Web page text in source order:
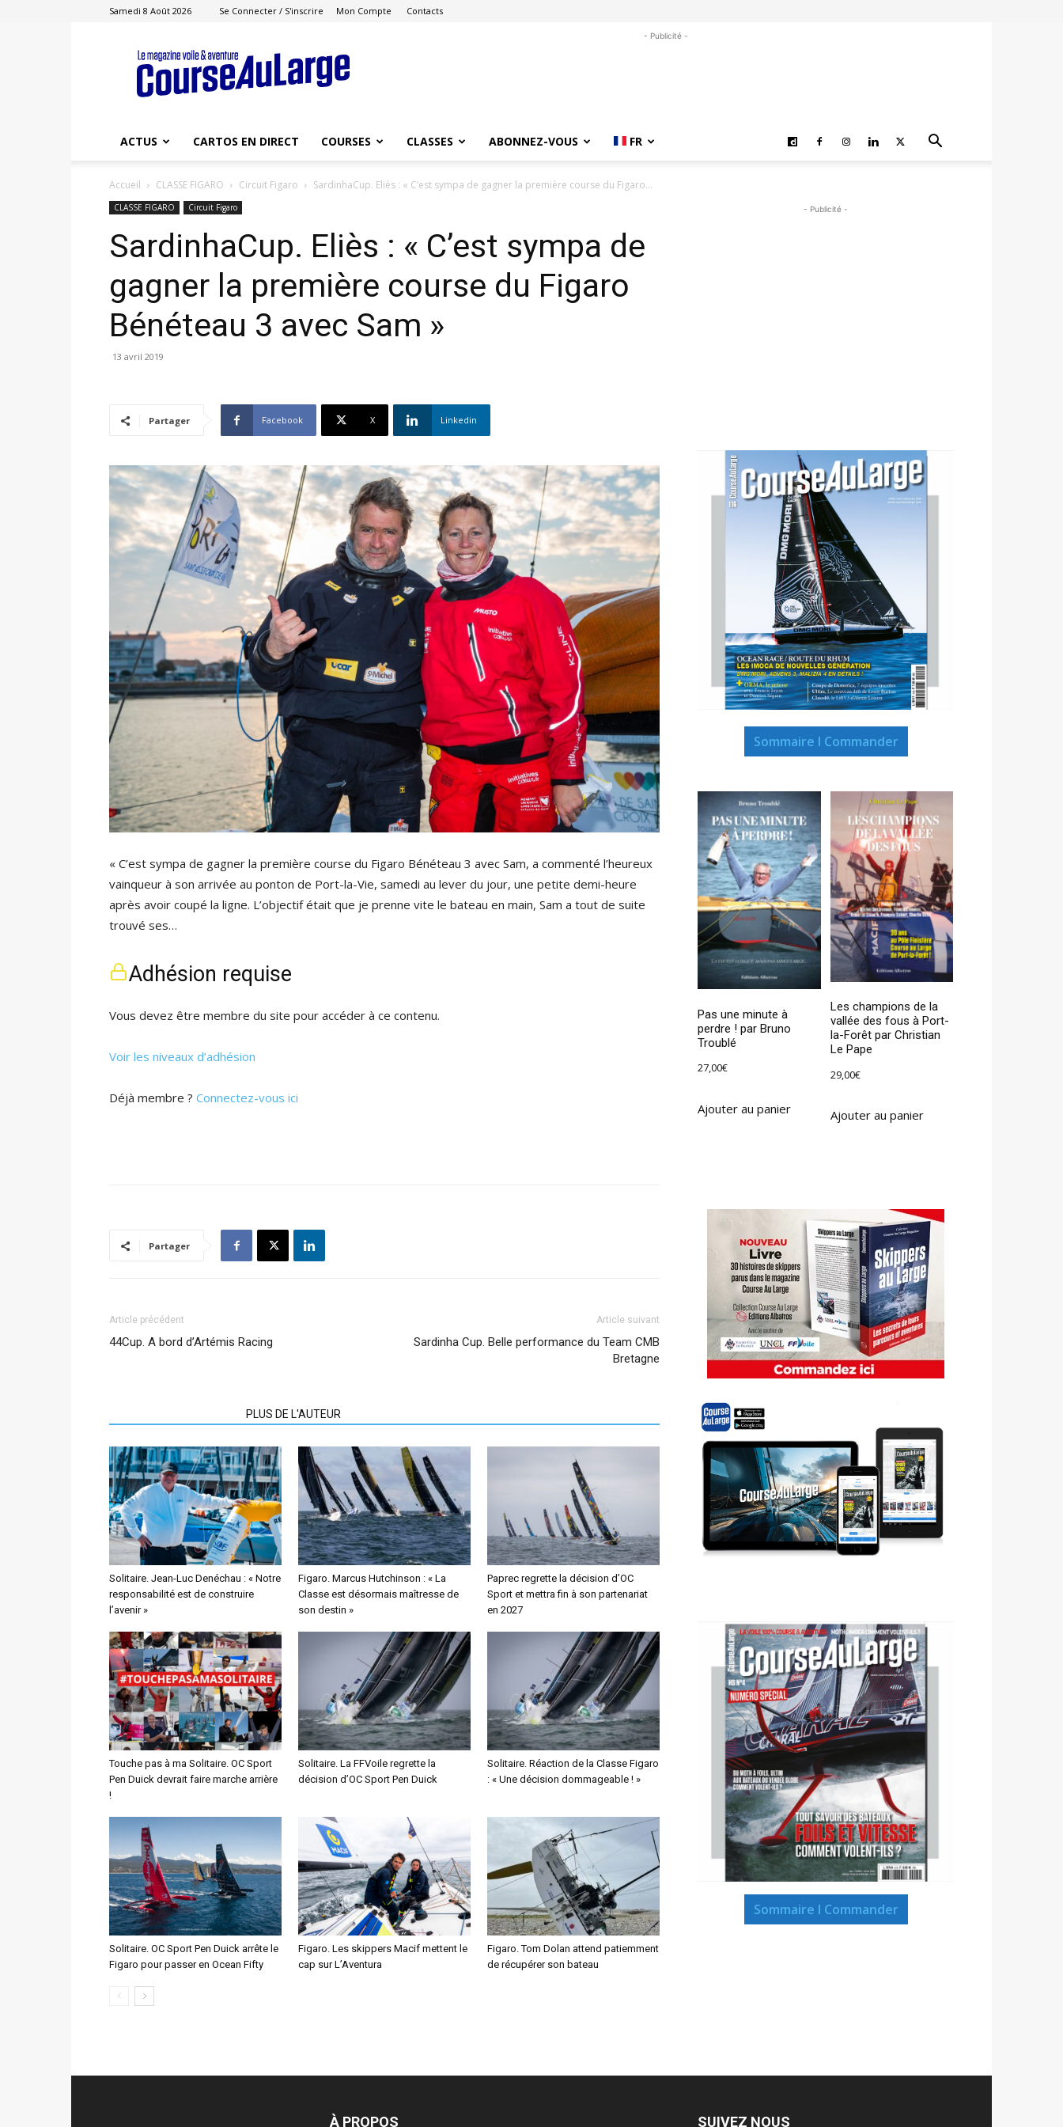
Samedi 8 Août 2026 Se Connecter / S'inscrire Mon Compte Contacts
Course
au
Large
- Publicité -
ACTUS CARTOS EN DIRECT COURSES CLASSES ABONNEZ-VOUS FR
Accueil CLASSE FIGARO Circuit Figaro SardinhaCup. Eliès : « C’est sympa de gagner la première course du Figaro...
CLASSE FIGARO Circuit Figaro
SardinhaCup. Eliès : « C’est sympa de
gagner la première course du Figaro
Bénéteau 3 avec Sam »
13 avril 2019
Partager Facebook X Linkedin
« C’est sympa de gagner la première course du Figaro Bénéteau 3 avec Sam, a commenté l’heureux
vainqueur à son arrivée au ponton de Port-la-Vie, samedi au lever du jour, une petite demi-heure
après avoir coupé la ligne. L’objectif était que je prenne vite le bateau en main, Sam a tout de suite
trouvé ses…
Adhésion requise
Vous devez être membre du site pour accéder à ce contenu.
Voir les niveaux d’adhésion
Déjà membre ? Connectez-vous ici
Partager
Article précédent
44Cup. A bord d’Artémis Racing
Article suivant
Sardinha Cup. Belle performance du Team CMB
Bretagne
PLUS DE L'AUTEUR
Solitaire. Jean-Luc Denéchau : « Notre
responsabilité est de construire
l’avenir »
Figaro. Marcus Hutchinson : « La
Classe est désormais maîtresse de
son destin »
Paprec regrette la décision d’OC
Sport et mettra fin à son partenariat
en 2027
Touche pas à ma Solitaire. OC Sport
Pen Duick devrait faire marche arrière
!
Solitaire. La FFVoile regrette la
décision d’OC Sport Pen Duick
Solitaire. Réaction de la Classe Figaro
: « Une décision dommageable ! »
Solitaire. OC Sport Pen Duick arrête le
Figaro pour passer en Ocean Fifty
Figaro. Les skippers Macif mettent le
cap sur L’Aventura
Figaro. Tom Dolan attend patiemment
de récupérer son bateau
- Publicité -
Sommaire I Commander
Pas une minute à
perdre ! par Bruno
Troublé
27,00€
Ajouter au panier
Les champions de la
vallée des fous à Port-
la-Forêt par Christian
Le Pape
29,00€
Ajouter au panier
Sommaire I Commander
À PROPOS SUIVEZ NOUS